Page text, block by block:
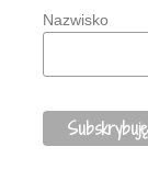
Nazwisko